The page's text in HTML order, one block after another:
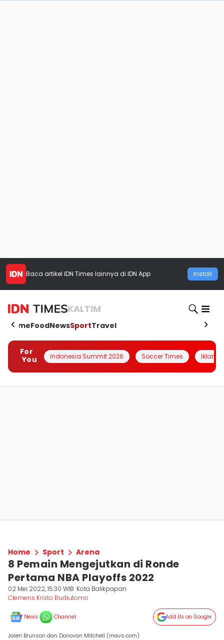
Baca artikel IDN Times lainnya di IDN App Install
KALTIM
HomeFoodNewsSportTravel
For
You
Indonesia Summit 2026 Soccer Times Iklanin
Home Sport Arena
8 Pemain Mengejutkan di Ronde
Pertama NBA Playoffs 2022
02 Mei 2022, 15:30 WIB Kota Balikpapan
Clemens Kristo Budiutomo
News Channel Add Us on Google
Jalen Brunson dan Donovan Mitchell (mavs.com)